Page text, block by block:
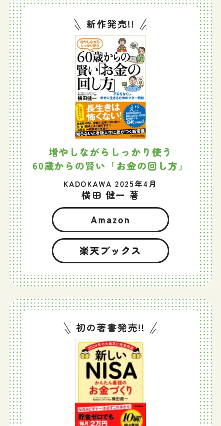
新作発売!!
増やしながらしっかり使う
60歳からの賢い「お金の回し方」
KADOKAWA 2025年4月
横田 健一 著
Amazon
楽天ブックス
初の著書発売!!